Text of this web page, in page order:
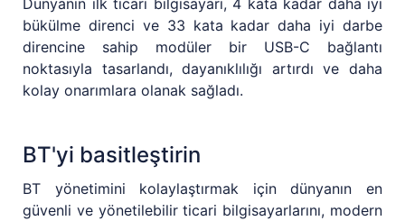
bükülme direnci ve 33 kata kadar daha iyi darbe
direncine sahip modüler bir USB-C bağlantı
noktasıyla tasarlandı, dayanıklılığı artırdı ve daha
kolay onarımlara olanak sağladı.
BT'yi basitleştirin
BT yönetimini kolaylaştırmak için dünyanın en
güvenli ve yönetilebilir ticari bilgisayarlarını, modern